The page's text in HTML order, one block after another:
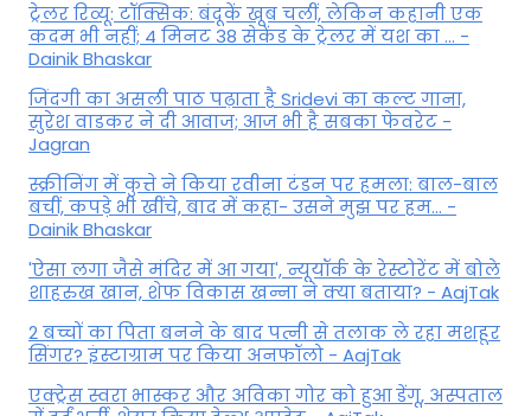
ट्रेलर रिव्यू: टॉक्सिक: बंदूकें खूब चलीं, लेकिन कहानी एक
कदम भी नहीं; 4 मिनट 38 सेकेंड के ट्रेलर में यश का ... -
Dainik Bhaskar
जिंदगी का असली पाठ पढ़ाता है Sridevi का कल्ट गाना,
सुरेश वाडकर ने दी आवाज; आज भी है सबका फेवरेट -
Jagran
स्क्रीनिंग में कुत्ते ने किया रवीना टंडन पर हमला: बाल-बाल
बचीं, कपड़े भी खींचे, बाद में कहा- उसने मुझ पर हम... -
Dainik Bhaskar
'ऐसा लगा जैसे मंदिर में आ गया', न्यूयॉर्क के रेस्टोरेंट में बोले
शाहरुख खान, शेफ विकास खन्ना ने क्या बताया? - AajTak
2 बच्चों का पिता बनने के बाद पत्नी से तलाक ले रहा मशहूर
सिंगर? इंस्टाग्राम पर किया अनफॉलो - AajTak
एक्ट्रेस स्वरा भास्कर और अविका गोर को हुआ डेंगू, अस्पताल